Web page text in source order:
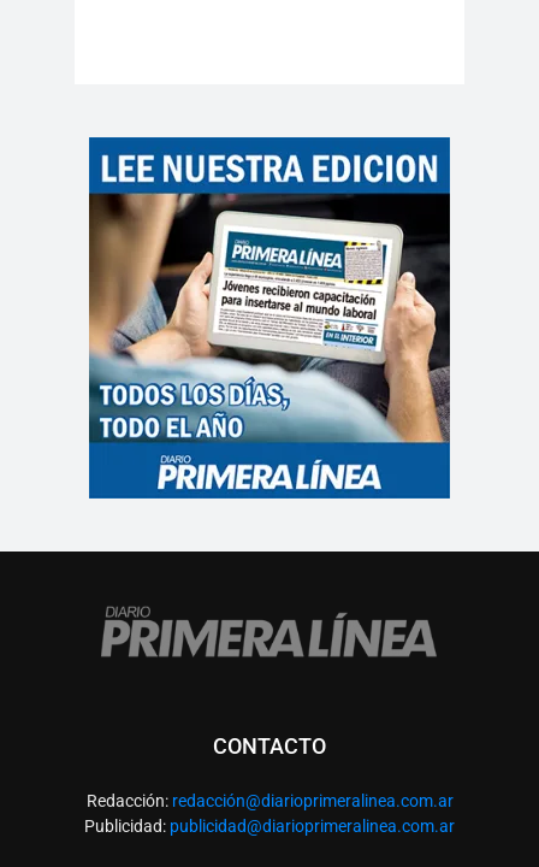
CONTACTO
Redacción: redacción@diarioprimeralinea.com.ar
Publicidad: publicidad@diarioprimeralinea.com.ar